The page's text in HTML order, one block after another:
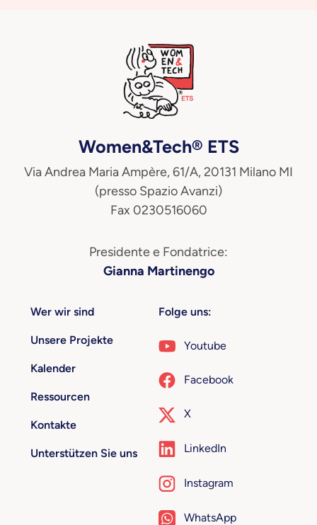
Women&Tech® ETS
Via Andrea Maria Ampère, 61/A, 20131 Milano MI
(presso Spazio Avanzi)
Fax 0230516060
Presidente e Fondatrice:
Gianna Martinengo
Wer wir sind
Unsere Projekte
Kalender
Ressourcen
Kontakte
Unterstützen Sie uns
Folge uns:
Youtube
Facebook
X
LinkedIn
Instagram
WhatsApp